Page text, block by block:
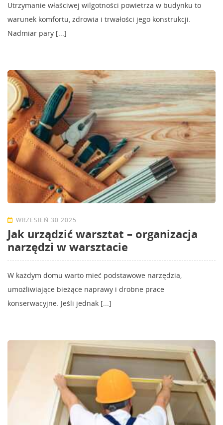
Utrzymanie właściwej wilgotności powietrza w budynku to
warunek komfortu, zdrowia i trwałości jego konstrukcji.
Nadmiar pary [...]
WRZESIEŃ 30 2025
Jak urządzić warsztat – organizacja
narzędzi w warsztacie
W każdym domu warto mieć podstawowe narzędzia,
umożliwiające bieżące naprawy i drobne prace
konserwacyjne. Jeśli jednak [...]